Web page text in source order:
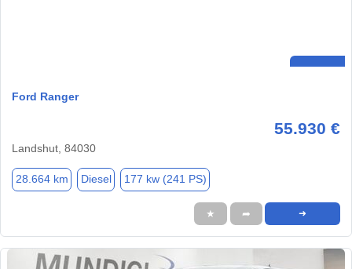
Ford Ranger
55.930 €
Landshut, 84030
28.664 km Diesel 177 kw (241 PS)
★ ➦ ➜